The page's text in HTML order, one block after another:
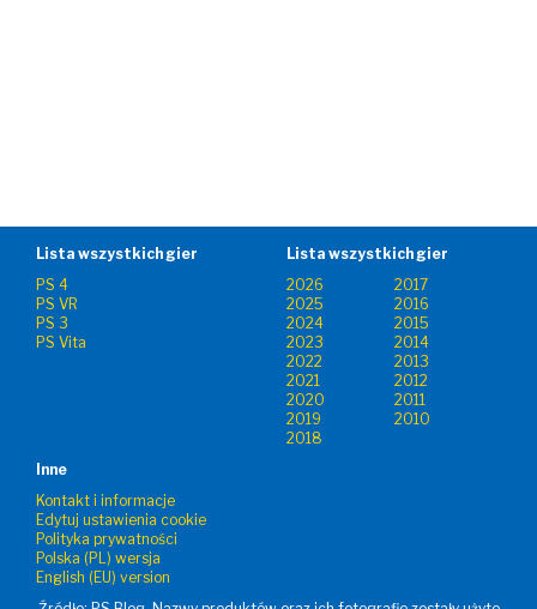
Lista wszystkich gier
PS 4
PS VR
PS 3
PS Vita
Lista wszystkich gier
2026
2017
2025
2016
2024
2015
2023
2014
2022
2013
2021
2012
2020
2011
2019
2010
2018
Inne
Kontakt i informacje
Edytuj ustawienia cookie
Polityka prywatności
Polska (PL) wersja
English (EU) version